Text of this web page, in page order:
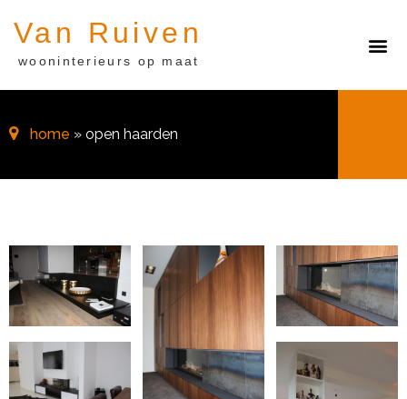
Van Ruiven
wooninterieurs op maat
home » open haarden